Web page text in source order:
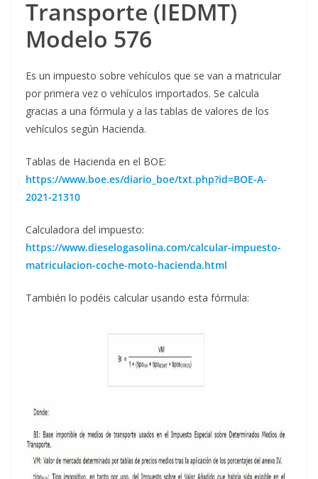
Transporte (IEDMT)
Modelo 576
Es un impuesto sobre vehículos que se van a matricular
por primera vez o vehículos importados. Se calcula
gracias a una fórmula y a las tablas de valores de los
vehículos según Hacienda.
Tablas de Hacienda en el BOE:
https://www.boe.es/diario_boe/txt.php?id=BOE-A-
2021-21310
Calculadora del impuesto:
https://www.dieselogasolina.com/calcular-impuesto-
matriculacion-coche-moto-hacienda.html
También lo podéis calcular usando esta fórmula: